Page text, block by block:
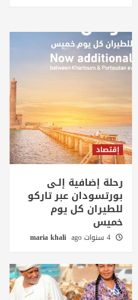
إقتصاد
رحلة إضافية إلـى
بورتسودان عبر تاركو
للطيران كل يوم
خميس
4 سنوات ago maria khali